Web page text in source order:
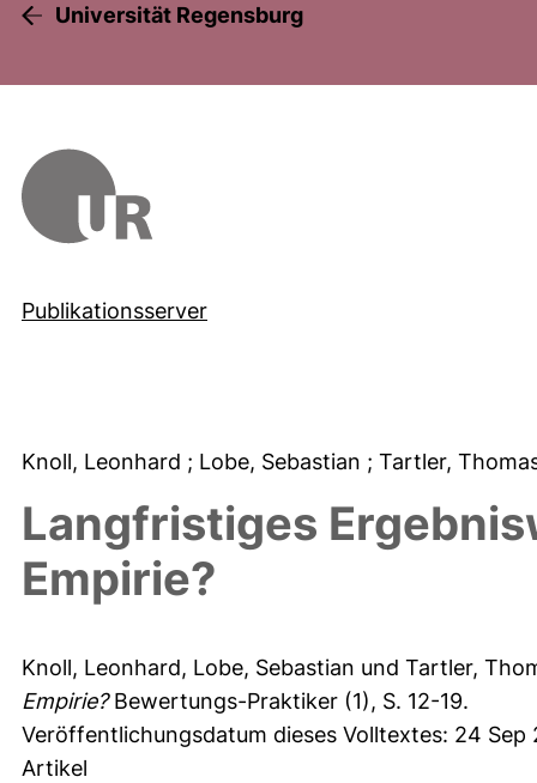
Universität Regensburg
Publikationsserver
Knoll, Leonhard ; Lobe, Sebastian ; Tartler,
Langfristiges
Empirie?
Knoll, Leonhard, Lobe, Sebastian und Tartler,
Empirie?Bewertungs-Praktiker (1), S. 12-19.
Veröffentlichungsdatum dieses Volltextes: 24 Sep
Artikel